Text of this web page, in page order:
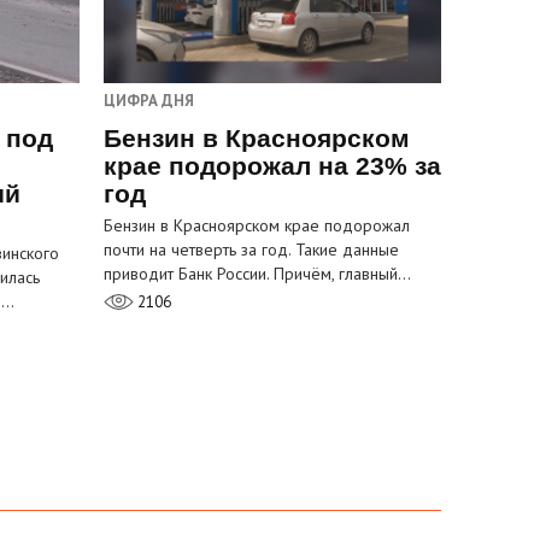
под
ЦИФРА ДНЯ
Бензин в Красноярском
крае подорожал на 23% за
год
Бензин в Красноярском крае подорожал
почти на четверть за год. Такие данные
приводит Банк России. Причём, главный…
2106